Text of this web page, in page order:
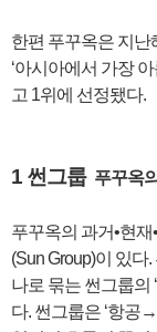
한편 푸꾸옥은 지난
‘아시아에서 가장
고 1위에 선정됐다.
1 썬그룹 푸꾸옥
푸꾸옥의 과거•현
(Sun Group)이 있
나로 묶는 썬그룹의
다. 썬그룹은 ‘항